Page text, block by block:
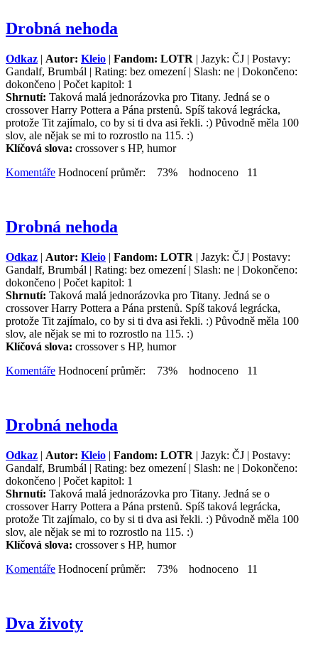
Drobná nehoda
Odkaz | Autor: Kleio | Fandom: LOTR | Jazyk: ČJ | Postavy:
Gandalf, Brumbál | Rating: bez omezení | Slash: ne | Dokončeno:
dokončeno | Počet kapitol: 1
Shrnutí: Taková malá jednorázovka pro Titany. Jedná se o
crossover Harry Pottera a Pána prstenů. Spíš taková legrácka,
protože Tit zajímalo, co by si ti dva asi řekli. :) Původně měla 100
slov, ale nějak se mi to rozrostlo na 115. :)
Klíčová slova: crossover s HP, humor
Komentáře Hodnocení průměr: 73% hodnoceno 11
Drobná nehoda
Odkaz | Autor: Kleio | Fandom: LOTR | Jazyk: ČJ | Postavy:
Gandalf, Brumbál | Rating: bez omezení | Slash: ne | Dokončeno:
dokončeno | Počet kapitol: 1
Shrnutí: Taková malá jednorázovka pro Titany. Jedná se o
crossover Harry Pottera a Pána prstenů. Spíš taková legrácka,
protože Tit zajímalo, co by si ti dva asi řekli. :) Původně měla 100
slov, ale nějak se mi to rozrostlo na 115. :)
Klíčová slova: crossover s HP, humor
Komentáře Hodnocení průměr: 73% hodnoceno 11
Drobná nehoda
Odkaz | Autor: Kleio | Fandom: LOTR | Jazyk: ČJ | Postavy:
Gandalf, Brumbál | Rating: bez omezení | Slash: ne | Dokončeno:
dokončeno | Počet kapitol: 1
Shrnutí: Taková malá jednorázovka pro Titany. Jedná se o
crossover Harry Pottera a Pána prstenů. Spíš taková legrácka,
protože Tit zajímalo, co by si ti dva asi řekli. :) Původně měla 100
slov, ale nějak se mi to rozrostlo na 115. :)
Klíčová slova: crossover s HP, humor
Komentáře Hodnocení průměr: 73% hodnoceno 11
Dva životy